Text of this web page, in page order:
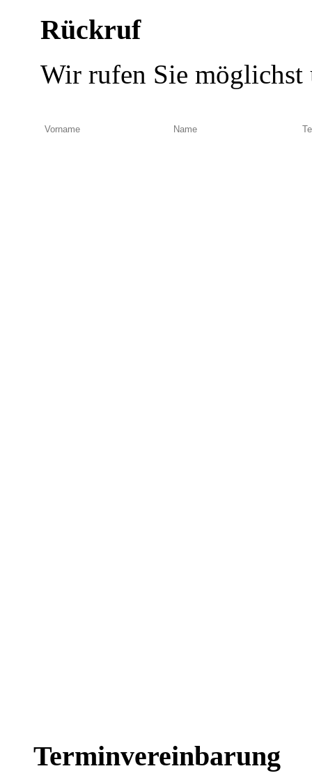
Rückruf
Wir rufen Sie möglichst
Terminvereinbarung